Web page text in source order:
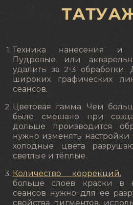
Техника нанесения и
Пудровые или
удалить за 2-3 обработки.
широких графических
сеансов.
Цветовая гамма. Чем
было смешано при
дольше производится
нужно изменять
холодные цвета
светлые и тёплые.
Количество коррекций,
больше слоев краски в
сеансов нужно для ее
свойства пигментов,